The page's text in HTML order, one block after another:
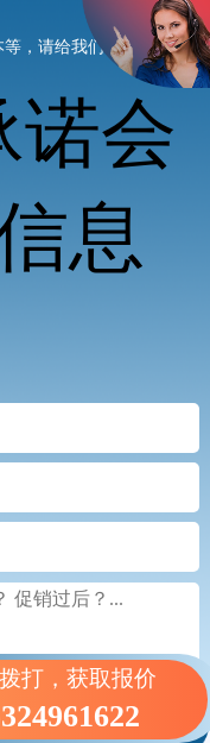
，请给我们
诺会
息
打，获取报价